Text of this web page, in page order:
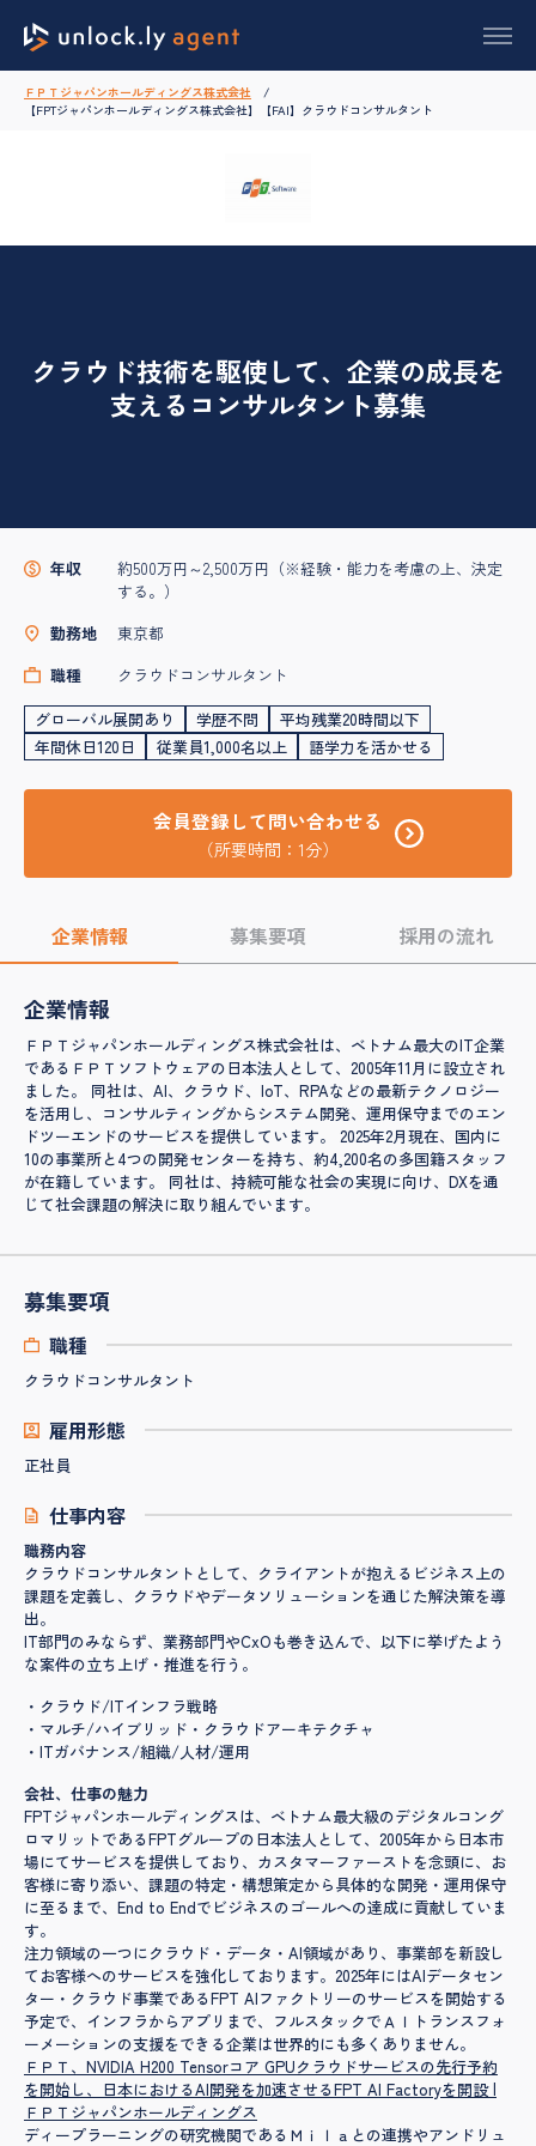
ＦＰＴジャパンホールディングス株式会社
【FPTジャパンホールディングス株式会社】【FAI】クラウドコンサルタント
クラウド技術を駆使して、企業の成長を
支えるコンサルタント募集
年収
約500万円～2,500万円（※経験・能力を考慮の上、決定
する。）
勤務地
東京都
職種
クラウドコンサルタント
グローバル展開あり
学歴不問
平均残業20時間以下
年間休日120日
従業員1,000名以上 語学力を活かせる
会員登録して問い合わせる
（所要時間：1分）
企業情報 募集要項 採用の流れ
企業情報
ＦＰＴジャパンホールディングス株式会社は、ベトナム最大のIT企業
であるＦＰＴソフトウェアの日本法人として、2005年11月に設立され
ました。 ​同社は、AI、クラウド、IoT、RPAなどの最新テクノロジー
を活用し、コンサルティングからシステム開発、運用保守までのエン
ドツーエンドのサービスを提供しています。 ​2025年2月現在、国内に
10の事業所と4つの開発センターを持ち、約4,200名の多国籍スタッフ
が在籍しています。 ​同社は、持続可能な社会の実現に向け、DXを通
じて社会課題の解決に取り組んでいます。
募集要項
職種
クラウドコンサルタント
雇用形態
正社員
仕事内容
職務内容
クラウドコンサルタントとして、クライアントが抱えるビジネス上の
課題を定義し、クラウドやデータソリューションを通じた解決策を導
出。
IT部門のみならず、業務部門やCxOも巻き込んで、以下に挙げたよう
な案件の立ち上げ・推進を行う。
・クラウド/ITインフラ戦略
・マルチ/ハイブリッド・クラウドアーキテクチャ
・ITガバナンス/組織/人材/運用
会社、仕事の魅力
FPTジャパンホールディングスは、ベトナム最大級のデジタルコング
ロマリットであるFPTグループの日本法人として、2005年から日本市
場にてサービスを提供しており、カスタマーファーストを念頭に、お
客様に寄り添い、課題の特定・構想策定から具体的な開発・運用保守
に至るまで、End to Endでビジネスのゴールへの達成に貢献していま
す。
注力領域の一つにクラウド・データ・AI領域があり、事業部を新設し
てお客様へのサービスを強化しております。2025年にはAIデータセン
ター・クラウド事業であるFPT AIファクトリーのサービスを開始する
予定で、インフラからアプリまで、フルスタックでＡＩトランスフォ
ーメーションの支援をできる企業は世界的にも多くありません。
ＦＰＴ、NVIDIA H200 Tensorコア GPUクラウドサービスの先行予約
を開始し、日本におけるAI開発を加速させるFPT AI Factoryを開設 |
ＦＰＴジャパンホールディングス
ディープラーニングの研究機関であるＭｉｌａとの連携やアンドリュ